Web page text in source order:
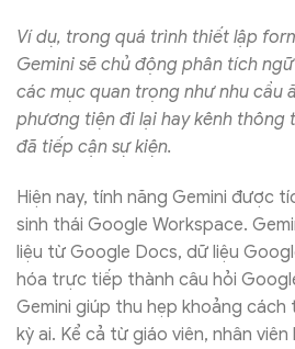
Ví dụ, trong quá trình thiết lập
Gemini sẽ chủ động phân tích
các mục quan trọng như nhu cầu
phương tiện đi lại hay kênh thông
đã tiếp cận sự kiện.
Hiện nay, tính năng Gemini được
sinh thái Google Workspace.
liệu từ Google Docs, dữ liệu
hóa trực tiếp thành câu hỏi
Gemini giúp thu hẹp khoảng
kỳ ai. Kể cả từ giáo viên, nhân